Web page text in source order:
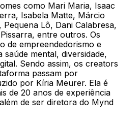
como Mari Maria, Isaac
Isabela Matte, Márcio
Lô, Dani Calabresa,
entre outros. Os
de empreendedorismo e
mental, diversidade,
Sendo assim, os creators
passam por
por Kíria Meurer. Ela é
de 20 anos de experiência
de ser diretora do Mynd